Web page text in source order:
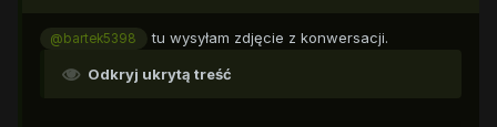
@bartek5398 tu wysyłam zdjęcie z konwersacji.
Odkryj ukrytą treść